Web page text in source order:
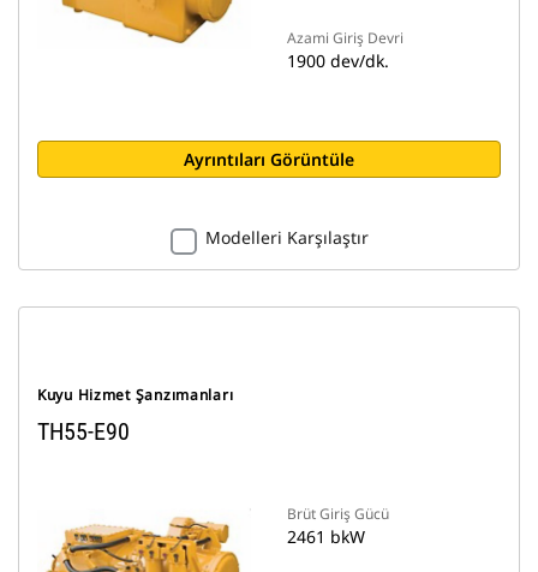
Azami Giriş Devri
1900 dev/dk.
Ayrıntıları Görüntüle
Modelleri Karşılaştır
Kuyu Hizmet Şanzımanları
TH55-E90
Brüt Giriş Gücü
2461 bkW